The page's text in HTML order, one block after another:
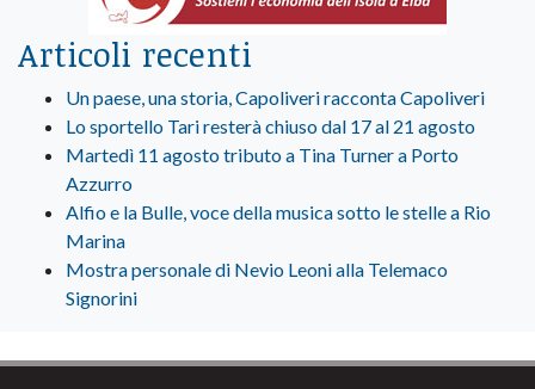
Articoli recenti
Un paese, una storia, Capoliveri racconta Capoliveri
Lo sportello Tari resterà chiuso dal 17 al 21 agosto
Martedì 11 agosto tributo a Tina Turner a Porto
Azzurro
Alfio e la Bulle, voce della musica sotto le stelle a Rio
Marina
Mostra personale di Nevio Leoni alla Telemaco
Signorini